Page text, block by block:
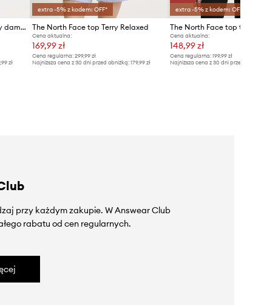
The North Face top treningowy damski JAIDA
zł
extra -5% z kodem: OFF*
The North Face top Terry Relaxed
Cena aktualna:
169,99 zł
Cena regularna:299,99 zł
Najniższa cena z 30 dni przed obniżką:179,99 zł
extra -5% z kodem: OFF*
Cena aktualna:
148,99 zł
Cena regularna: 199,99 zł
Najniższa cena z 30 dni przed obniżką:
przy każdym zakupie. W Answear Club
rabatu od cen regularnych.